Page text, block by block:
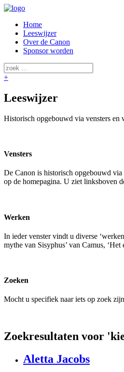
Home
Leeswijzer
Over de Canon
Sponsor worden
+
Leeswijzer
Historisch opgebouwd via vensters en
Vensters
De Canon is historisch opgebouwd via
op de homepagina. U ziet linksboven
Werken
In ieder venster vindt u diverse
mythe van Sisyphus’ van Camus,
Zoeken
Mocht u specifiek naar iets op zoek
Zoekresultaten voor
Aletta Jacobs